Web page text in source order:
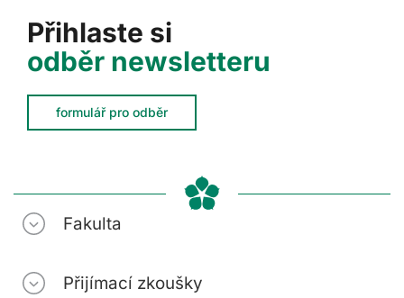
Přihlaste si
odběr newsletteru
formulář pro odběr
Fakulta
Přijímací zkoušky